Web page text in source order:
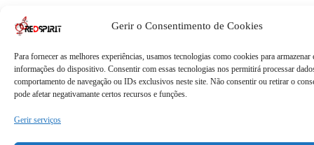
Gerir o Consentimento de Cookies
Para fornecer as melhores experiências, usamos tecnologias como cookies para armazenar
informações do dispositivo. Consentir com essas tecnologias nos permitirá processar
comportamento de navegação ou IDs exclusivos neste site. Não consentir ou retirar o
pode afetar negativamante certos recursos e funções.
Gerir serviços